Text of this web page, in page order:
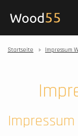
Startseite Impressum
Impressum